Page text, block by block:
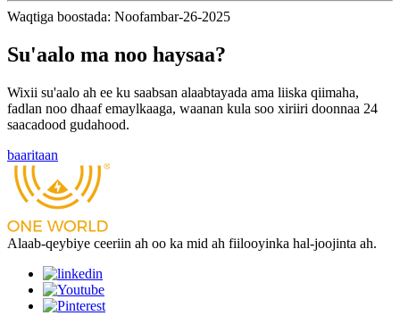
Waqtiga boostada: Noofambar-26-2025
Su'aalo ma noo haysaa?
Wixii su'aalo ah ee ku saabsan alaabtayada ama liiska qiimaha,
fadlan noo dhaaf emaylkaaga, waanan kula soo xiriiri doonnaa 24
saacadood gudahood.
baaritaan
Alaab-qeybiye ceeriin ah oo ka mid ah fiilooyinka hal-joojinta ah.